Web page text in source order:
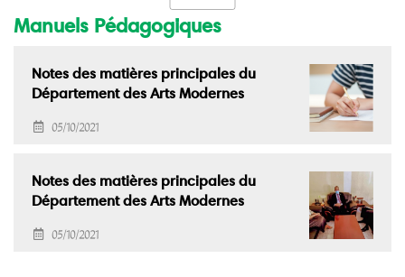
Manuels Pédagogiques
Notes des matières principales du
Département des Arts Modernes
05/10/2021
Notes des matières principales du
Département des Arts Modernes
05/10/2021